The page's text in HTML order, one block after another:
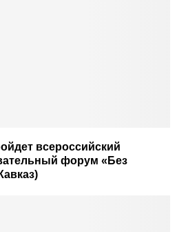
всероссийский
форум «Без